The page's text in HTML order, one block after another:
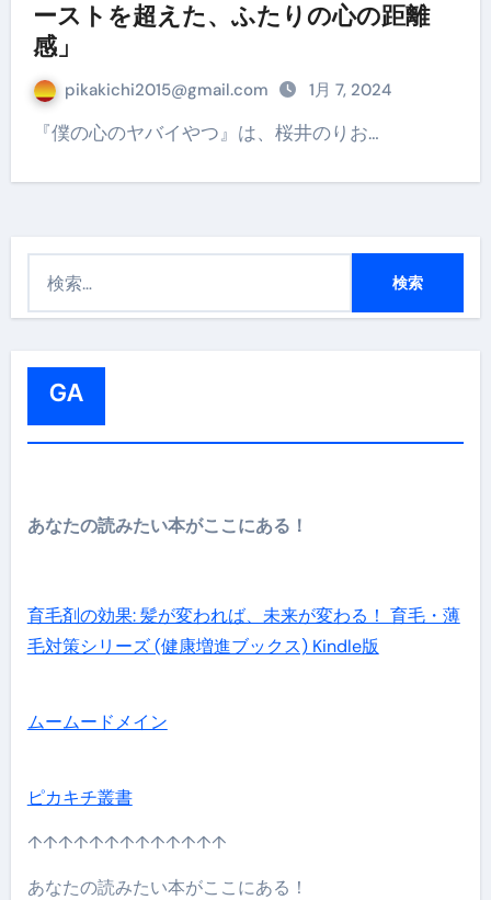
ーストを超えた、ふたりの心の距離
感」
pikakichi2015@gmail.com 1月 7, 2024
『僕の心のヤバイやつ』は、桜井のりお…
GA
あなたの読みたい本がここにある！
育毛剤の効果: 髪が変われば、未来が変わる！ 育毛・薄
毛対策シリーズ (健康増進ブックス) Kindle版
ムームードメイン
ピカキチ叢書
↑↑↑↑↑↑↑↑↑↑↑↑↑
あなたの読みたい本がここにある！